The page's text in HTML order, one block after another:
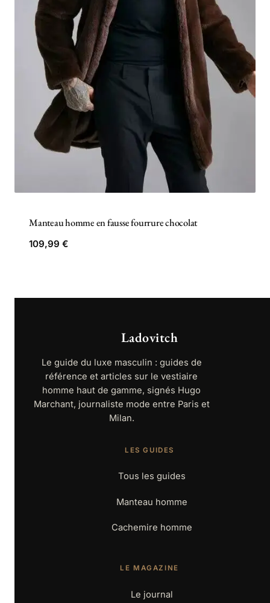
Manteau homme en fausse fourrure chocolat
109,99€
Ladovitch
Le guide du luxe masculin : guides de
référence et articles sur le vestiaire
homme haut de gamme, signés Hugo
Marchant, journaliste mode entre Paris et
Milan.
LES GUIDES
Tous les guides
Manteau homme
Cachemire homme
LE MAGAZINE
Le journal